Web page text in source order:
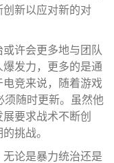
新以应对新的对
许会更多地与团队
发力，更多的是通
竞来说，随着游戏
须随时更新。虽然他
要求战术不断创
挑战。
论是暴力统治还是